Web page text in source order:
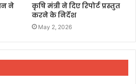
ने
कृषि मंत्री ने दिए रिपोर्ट प्रस्तुत
करने के निर्देश
May 2, 2026